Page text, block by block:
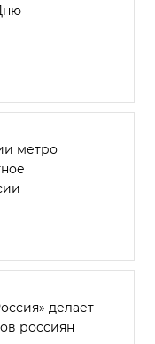
метро
делает
россиян